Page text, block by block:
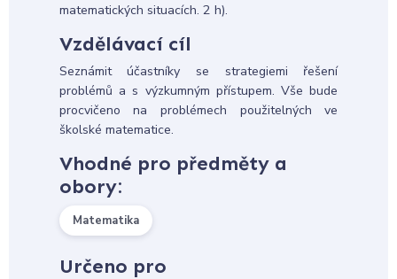
matematických situacích. 2 h).
Vzdělávací cíl
Seznámit účastníky se strategiemi řešení
problémů a s výzkumným přístupem. Vše bude
procvičeno na problémech použitelných ve
školské matematice.
Vhodné pro předměty a
obory:
Matematika
Určeno pro